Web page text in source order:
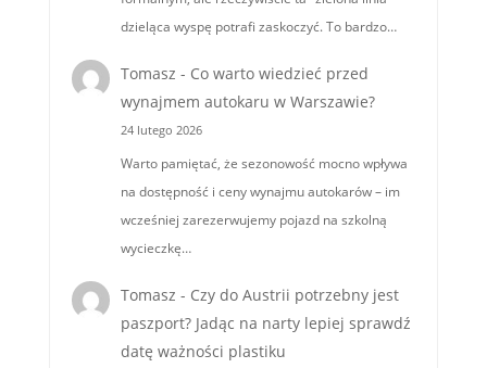
dzieląca wyspę potrafi zaskoczyć. To bardzo…
Tomasz - Co warto wiedzieć przed
wynajmem autokaru w Warszawie?
24 lutego 2026
Warto pamiętać, że sezonowość mocno wpływa
na dostępność i ceny wynajmu autokarów – im
wcześniej zarezerwujemy pojazd na szkolną
wycieczkę…
Tomasz - Czy do Austrii potrzebny jest
paszport? Jadąc na narty lepiej sprawdź
datę ważności plastiku